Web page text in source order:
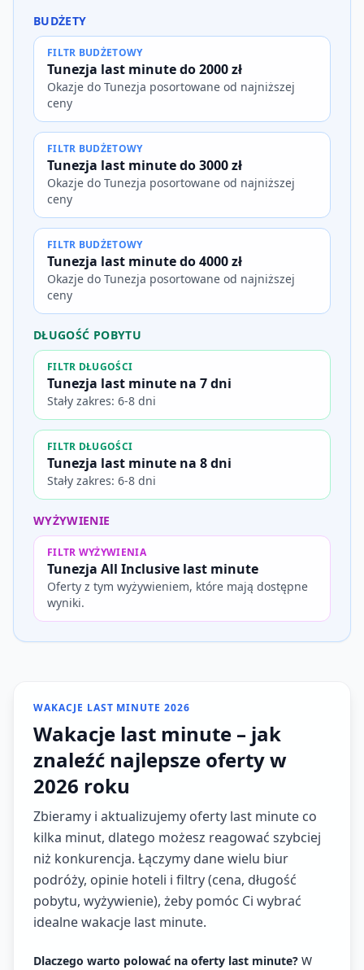
BUDŻETY
FILTR BUDŻETOWY
Tunezja last minute do 2000 zł
Okazje do Tunezja posortowane od najniższej
ceny
FILTR BUDŻETOWY
Tunezja last minute do 3000 zł
Okazje do Tunezja posortowane od najniższej
ceny
FILTR BUDŻETOWY
Tunezja last minute do 4000 zł
Okazje do Tunezja posortowane od najniższej
ceny
DŁUGOŚĆ POBYTU
FILTR DŁUGOŚCI
Tunezja last minute na 7 dni
Stały zakres: 6-8 dni
FILTR DŁUGOŚCI
Tunezja last minute na 8 dni
Stały zakres: 6-8 dni
WYŻYWIENIE
FILTR WYŻYWIENIA
Tunezja All Inclusive last minute
Oferty z tym wyżywieniem, które mają dostępne
wyniki.
WAKACJE LAST MINUTE 2026
Wakacje last minute – jak
znaleźć najlepsze oferty w
2026 roku
Zbieramy i aktualizujemy oferty last minute co
kilka minut, dlatego możesz reagować szybciej
niż konkurencja. Łączymy dane wielu biur
podróży, opinie hoteli i filtry (cena, długość
pobytu, wyżywienie), żeby pomóc Ci wybrać
idealne wakacje last minute.
Dlaczego warto polować na oferty last minute? W